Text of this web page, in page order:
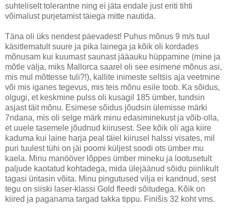
suhteliselt tolerantne ning ei jäta endale just eriti tihti
võimalust purjetamist täiega mitte nautida.
Täna oli üks nendest päevadest! Puhus mõnus 9 m/s tuul
käsitlematult suure ja pika lainega ja kõik oli kordades
mõnusam kui kuumast saunast jääauku hüppamine (mine ja
mõtle välja, miks Mallorca saarel oli see esimene mõnus asi,
mis mul mõttesse tuli?!), kallite inimeste seltsis aja veetmine
või mis iganes tegevus, mis teis mõnu esile toob. Ka sõidus,
olgugi, et keskmine pulss oli kusagil 185 ümber, tundsin
asjast täit mõnu. Esimese sõidus jõudsin ülemisse märki
7ndana, mis oli selge märk minu edasiminekust ja võib-olla,
et uuele tasemele jõudnud kiirusest. See kõik oli aga kiire
kaduma kui laine harja peal täiel kiirusel halssi visates, mil
puri tuulest tühi on jäi poomi küljest soodi ots ümber mu
kaela. Minu manööver lõppes ümber mineku ja lootusetult
paljude kaotatud kohtadega, mida ülejäänud sõidu piinlikult
tagasi üritasin võita. Minu pingutused vilja ei kandnud, sest
tegu on siiski laser-klassi Gold fleedi sõitudega. Kõik on
kiired ja paganama targad takka tippu. Finišis 32 koht vms.